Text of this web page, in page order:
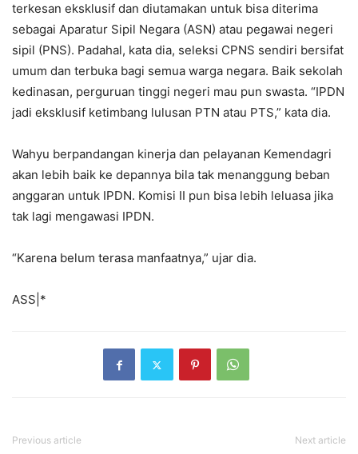
terkesan eksklusif dan diutamakan untuk bisa diterima
sebagai Aparatur Sipil Negara (ASN) atau pegawai negeri
sipil (PNS). Padahal, kata dia, seleksi CPNS sendiri bersifat
umum dan terbuka bagi semua warga negara. Baik sekolah
kedinasan, perguruan tinggi negeri mau pun swasta. “IPDN
jadi eksklusif ketimbang lulusan PTN atau PTS,” kata dia.
Wahyu berpandangan kinerja dan pelayanan Kemendagri
akan lebih baik ke depannya bila tak menanggung beban
anggaran untuk IPDN. Komisi II pun bisa lebih leluasa jika
tak lagi mengawasi IPDN.
“Karena belum terasa manfaatnya,” ujar dia.
ASS|*
Previous article Next article